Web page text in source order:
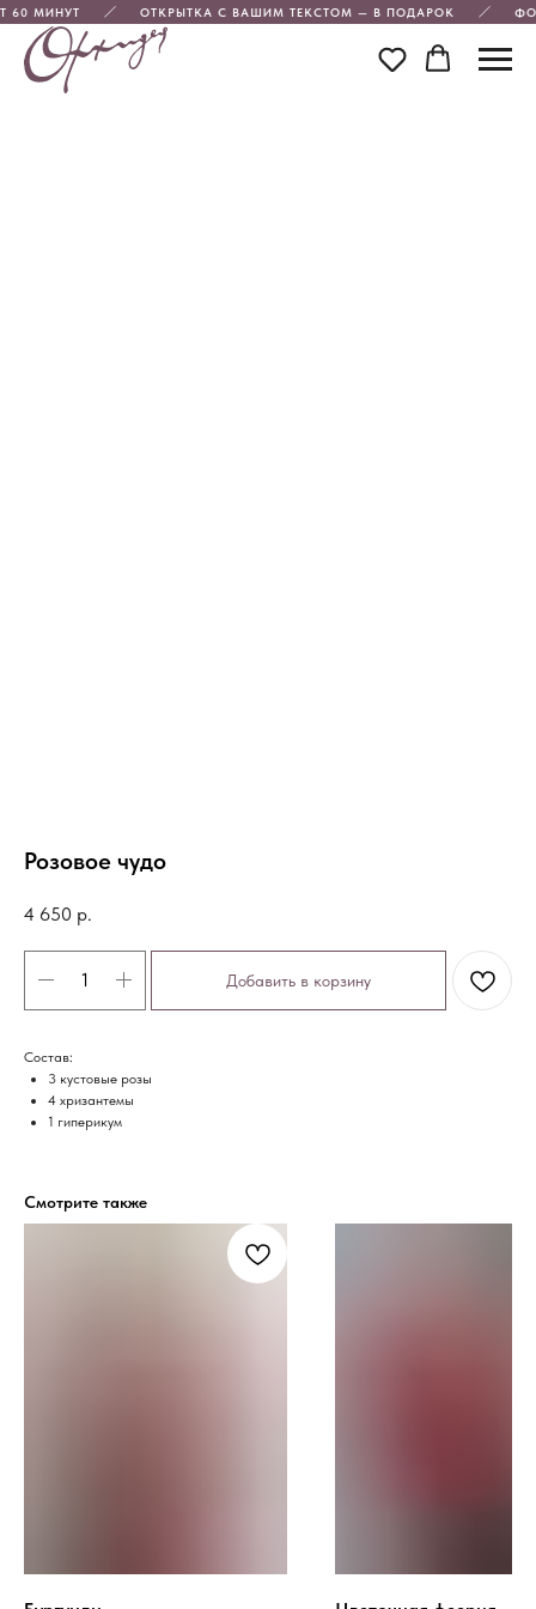
60 МИНУТ ОТКРЫТКА С ВАШИМ ТЕКСТОМ — В ПОДАРОК
Розовое чудо
4 650 р.
Добавить в корзину
Состав:
3 кустовые розы
4 хризантемы
1 гиперикум
Смотрите также